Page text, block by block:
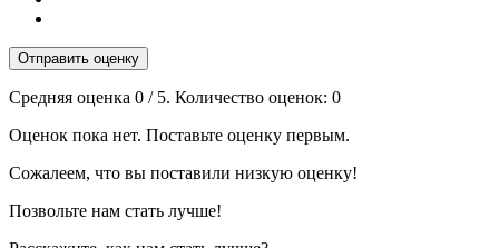
Отправить оценку
Средняя оценка 0 / 5. Количество оценок: 0
Оценок пока нет. Поставьте оценку первым.
Сожалеем, что вы поставили низкую оценку!
Позвольте нам стать лучше!